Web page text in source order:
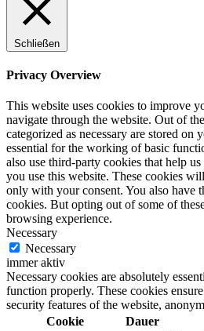
Schließen
Privacy Overview
This website uses cookies to improve
navigate through the website. Out of
categorized as necessary are stored on
essential for the working of basic
also use third-party cookies that help
you use this website. These cookies
only with your consent. You also have
cookies. But opting out of some of
browsing experience.
Necessary
Necessary
immer aktiv
Necessary cookies are absolutely
function properly. These cookies
security features of the website,
Cookie
Dauer